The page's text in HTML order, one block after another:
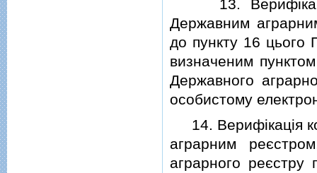
13. Верифiкацiя
Державним
до пункту 16 цього
визначеним
Державного
особистому
14. Верифiкацiя
аграрним
аграрного реєстру